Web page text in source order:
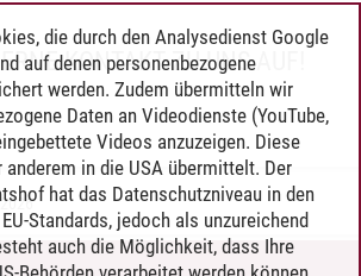
KONTAKT ZU UNS AUF!
die durch den Analysedienst Google
auf denen personenbezogene
werden. Zudem übermitteln wir
Daten an Videodienste (YouTube,
Videos anzuzeigen. Diese
anderem in die USA übermittelt. Der
hat das Datenschutzniveau in den
Standards, jedoch als unzureichend
auch die Möglichkeit, dass Ihre